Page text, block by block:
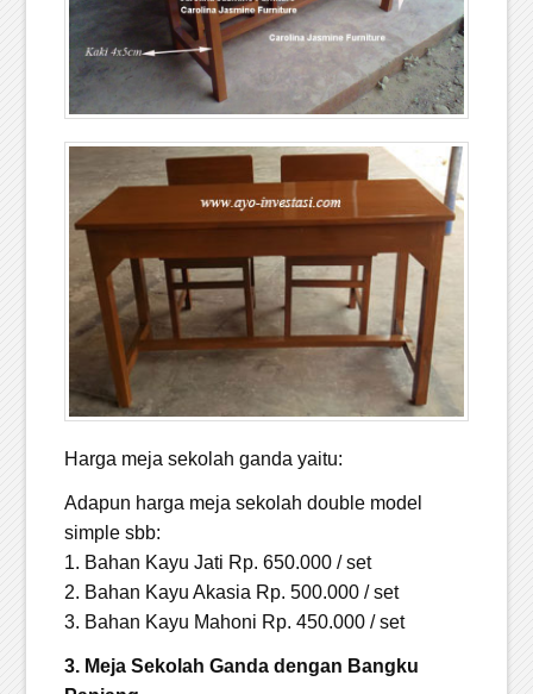
Harga meja sekolah ganda yaitu:
Adapun harga meja sekolah double model
simple sbb:
1. Bahan Kayu Jati Rp. 650.000 / set
2. Bahan Kayu Akasia Rp. 500.000 / set
3. Bahan Kayu Mahoni Rp. 450.000 / set
3. Meja Sekolah Ganda dengan Bangku